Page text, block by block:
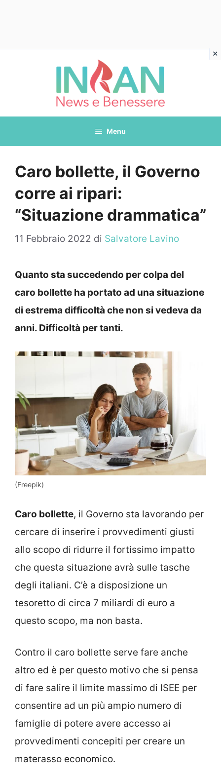
Menu
Caro bollette, il Governo
corre ai ripari:
“Situazione drammatica”
11 Febbraio 2022 di Salvatore Lavino
Quanto sta succedendo per colpa del
caro bollette ha portato ad una situazione
di estrema difficoltà che non si vedeva da
anni. Difficoltà per tanti.
(Freepik)
Caro bollette, il Governo sta lavorando per
cercare di inserire i provvedimenti giusti
allo scopo di ridurre il fortissimo impatto
che questa situazione avrà sulle tasche
degli italiani. C’è a disposizione un
tesoretto di circa 7 miliardi di euro a
questo scopo, ma non basta.
Contro il caro bollette serve fare anche
altro ed è per questo motivo che si pensa
di fare salire il limite massimo di ISEE per
consentire ad un più ampio numero di
famiglie di potere avere accesso ai
provvedimenti concepiti per creare un
materasso economico.